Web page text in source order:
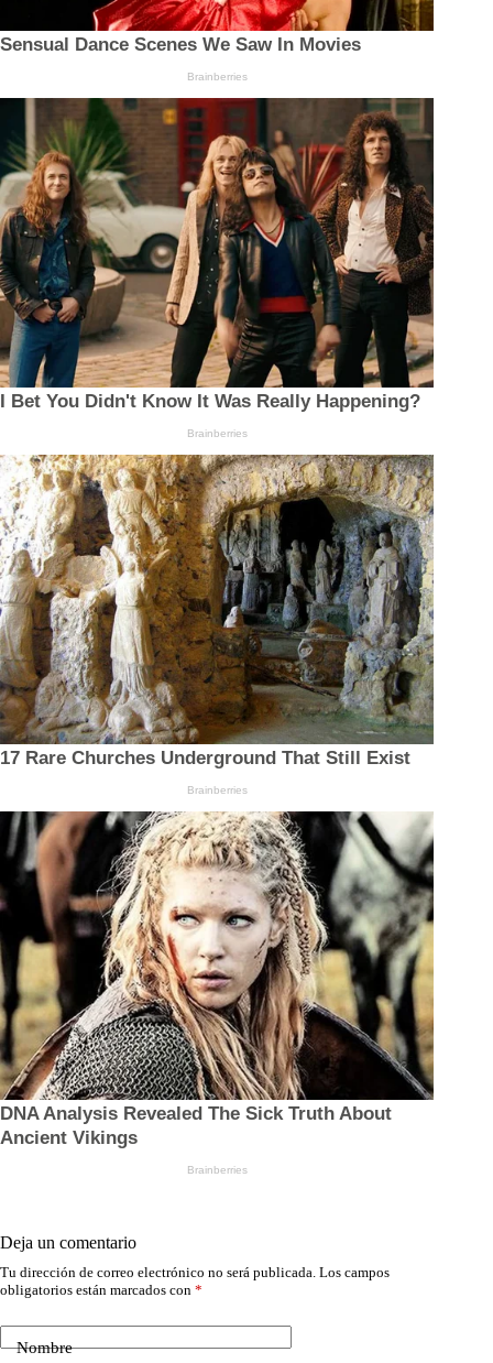
Deja un comentario
Tu dirección de correo electrónico no será publicada. Los campos
obligatorios están marcados con *
Nombre